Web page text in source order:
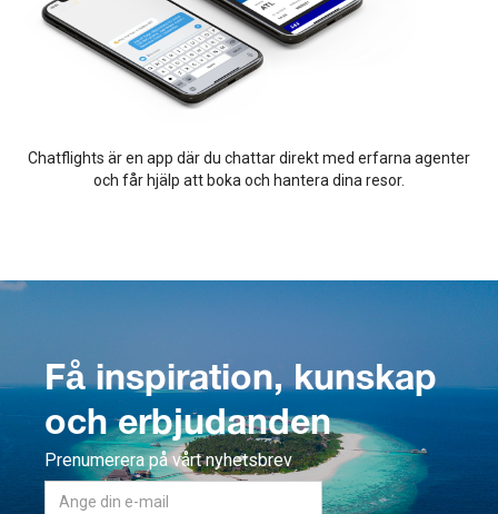
Chatflights är en app där du chattar direkt med erfarna agenter
och får hjälp att boka och hantera dina resor.
Få inspiration, kunskap
och erbjudanden
Prenumerera på vårt nyhetsbrev